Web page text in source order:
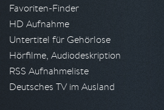
Favoriten-Finder
HD Aufnahme
Untertitel für Gehörlose
Hörfilme, Audiodeskription
RSS Aufnahmeliste
Deutsches TV im Ausland